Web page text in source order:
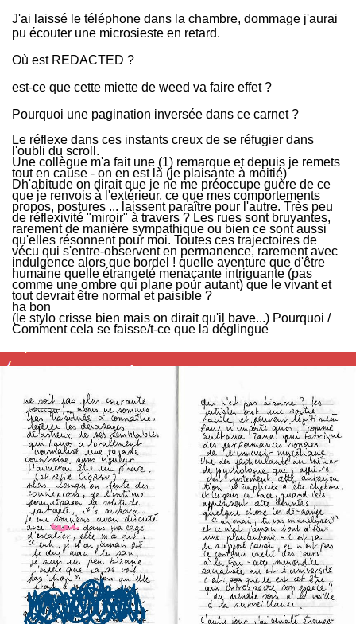
J'ai laissé le téléphone dans la chambre, dommage j'aurai
pu écouter une microsieste en retard.
Où est REDACTED ?
est-ce que cette miette de weed va faire effet ?
Pourquoi une pagination inversée dans ce carnet ?
Le réflexe dans ces instants creux de se réfugier dans
l'oubli du scroll.
Une collègue m'a fait une (1) remarque et depuis je remets
tout en cause - on en est là (je plaisante à moitié)
Dh'abitude on dirait que je ne me préoccupe guère de ce
que je renvois à l'extérieur, ce que mes comportements
propos, postures ... laissent paraître pour l'autre. Très peu
de réflexivité "miroir" à travers ? Les rues sont bruyantes,
rarement de manière sympathique ou bien ce sont aussi
qu'elles résonnent pour moi. Toutes ces trajectoires de
vécu qui s'entre-observent en permanence, rarement avec
indulgence alors que bordel ! quelle aventure que d'être
humaine quelle étrangeté menaçante intriguante (pas
comme une ombre qui plane pour autant) que le vivant et
tout devrait être normal et paisible ?
ha bon
(le stylo crisse bien mais on dirait qu'il bave...) Pourquoi /
Comment cela se faisse/t-ce que la déglingue